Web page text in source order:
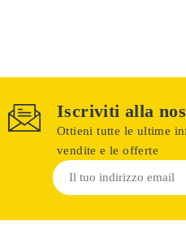
Iscriviti alla
Ottieni tutte le ultime
vendite e le offerte